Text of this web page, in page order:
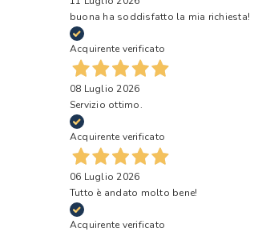
buona ha soddisfatto la mia richiesta!
Acquirente verificato
08 Luglio 2026
Servizio ottimo.
Acquirente verificato
06 Luglio 2026
Tutto è andato molto bene!
Acquirente verificato